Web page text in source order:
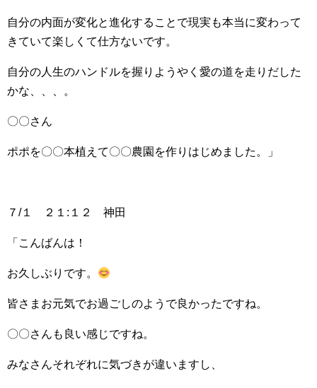
自分の内面が変化と進化することで現実も本当に変わって
きていて楽しくて仕方ないです。
自分の人生のハンドルを握りようやく愛の道を走りだした
かな、、、。
〇〇さん
ポポを〇〇本植えて〇〇農園を作りはじめました。」
７/１ ２１:１２ 神田
「こんばんは！
お久しぶりです。
皆さまお元気でお過ごしのようで良かったですね。
〇〇さんも良い感じですね。
みなさんそれぞれに気づきが違いますし、